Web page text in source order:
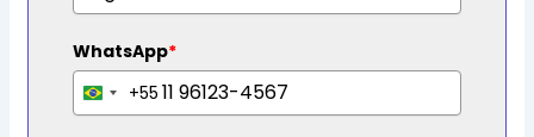
WhatsApp*
B
+55